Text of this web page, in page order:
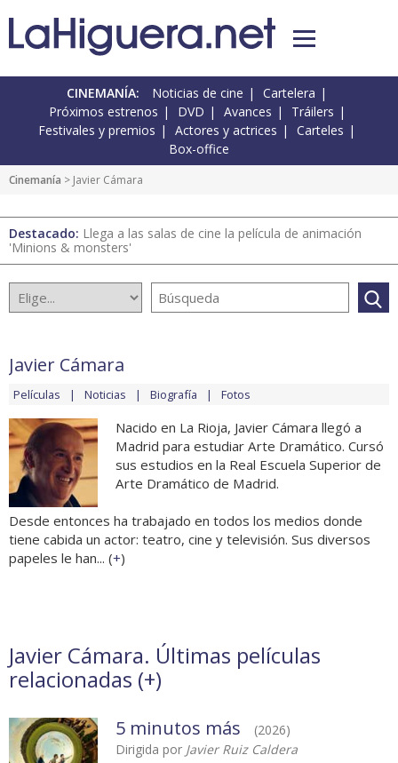
CINEMANÍA: Noticias de cine
Cartelera
Próximos estrenos
DVD Avances
Tráilers
Festivales y premios
Actores y actrices
Carteles
Box-office
Cinemanía > Javier Cámara
Destacado: Llega a las salas de cine la película de animación
'Minions & monsters'
Javier Cámara
Películas Noticias Biografía Fotos
Nacido en La Rioja, Javier Cámara llegó a
Madrid para estudiar Arte Dramático. Cursó
sus estudios en la Real Escuela Superior de
Arte Dramático de Madrid.
Desde entonces ha trabajado en todos los medios donde
tiene cabida un actor: teatro, cine y televisión. Sus diversos
papeles le han... (+)
Javier Cámara. Últimas películas
relacionadas (+)
5 minutos más
(2026)
Dirigida por Javier Ruiz Caldera